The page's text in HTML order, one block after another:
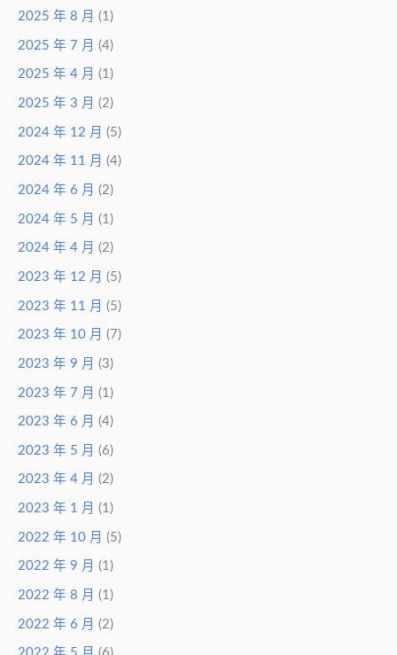
2025 年 8 月 (1)
2025 年 7 月 (4)
2025 年 4 月 (1)
2025 年 3 月 (2)
2024 年 12 月 (5)
2024 年 11 月 (4)
2024 年 6 月 (2)
2024 年 5 月 (1)
2024 年 4 月 (2)
2023 年 12 月 (5)
2023 年 11 月 (5)
2023 年 10 月 (7)
2023 年 9 月 (3)
2023 年 7 月 (1)
2023 年 6 月 (4)
2023 年 5 月 (6)
2023 年 4 月 (2)
2023 年 1 月 (1)
2022 年 10 月 (5)
2022 年 9 月 (1)
2022 年 8 月 (1)
2022 年 6 月 (2)